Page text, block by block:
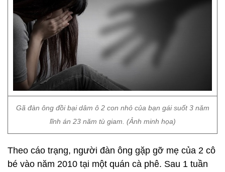
Gã đàn ông đồi bại dâm ô 2 con nhỏ của bạn gái suốt 3 năm
lĩnh án 23 năm tù giam. (Ảnh minh họa)
Theo cáo trạng, người đàn ông gặp gỡ mẹ của 2 cô
bé vào năm 2010 tại một quán cà phê. Sau 1 tuần